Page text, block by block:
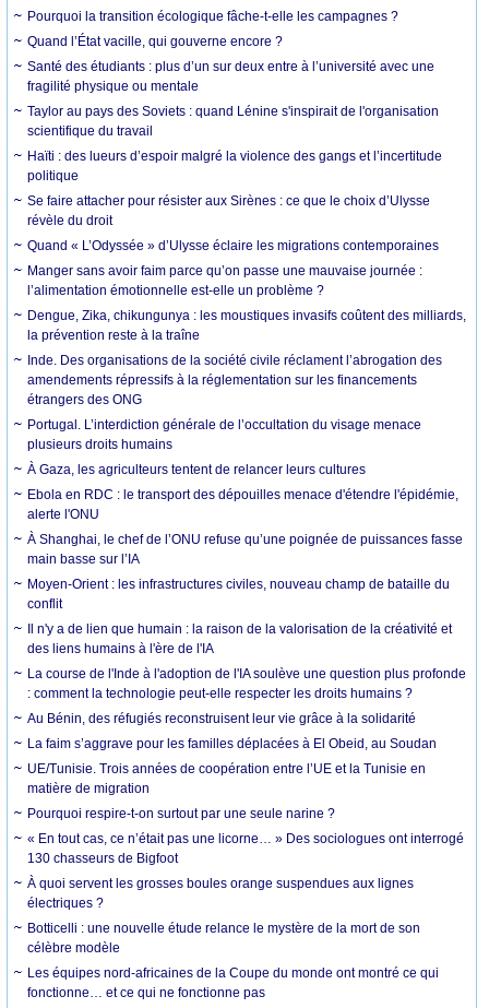
Pourquoi la transition écologique fâche-t-elle les campagnes ?
Quand l’État vacille, qui gouverne encore ?
Santé des étudiants : plus d’un sur deux entre à l’université avec une
fragilité physique ou mentale
Taylor au pays des Soviets : quand Lénine s'inspirait de l'organisation
scientifique du travail
Haïti : des lueurs d’espoir malgré la violence des gangs et l’incertitude
politique
Se faire attacher pour résister aux Sirènes : ce que le choix d’Ulysse
révèle du droit
Quand « L’Odyssée » d’Ulysse éclaire les migrations contemporaines
Manger sans avoir faim parce qu’on passe une mauvaise journée :
l’alimentation émotionnelle est-elle un problème ?
Dengue, Zika, chikungunya : les moustiques invasifs coûtent des milliards,
la prévention reste à la traîne
Inde. Des organisations de la société civile réclament l’abrogation des
amendements répressifs à la réglementation sur les financements
étrangers des ONG
Portugal. L’interdiction générale de l’occultation du visage menace
plusieurs droits humains
À Gaza, les agriculteurs tentent de relancer leurs cultures
Ebola en RDC : le transport des dépouilles menace d'étendre l'épidémie,
alerte l'ONU
À Shanghai, le chef de l’ONU refuse qu’une poignée de puissances fasse
main basse sur l’IA
Moyen-Orient : les infrastructures civiles, nouveau champ de bataille du
conflit
Il n'y a de lien que humain : la raison de la valorisation de la créativité et
des liens humains à l'ère de l'IA
La course de l'Inde à l'adoption de l'IA soulève une question plus profonde
: comment la technologie peut-elle respecter les droits humains ?
Au Bénin, des réfugiés reconstruisent leur vie grâce à la solidarité
La faim s’aggrave pour les familles déplacées à El Obeid, au Soudan
UE/Tunisie. Trois années de coopération entre l’UE et la Tunisie en
matière de migration
Pourquoi respire-t-on surtout par une seule narine ?
« En tout cas, ce n’était pas une licorne… » Des sociologues ont interrogé
130 chasseurs de Bigfoot
À quoi servent les grosses boules orange suspendues aux lignes
électriques ?
Botticelli : une nouvelle étude relance le mystère de la mort de son
célèbre modèle
Les équipes nord-africaines de la Coupe du monde ont montré ce qui
fonctionne… et ce qui ne fonctionne pas